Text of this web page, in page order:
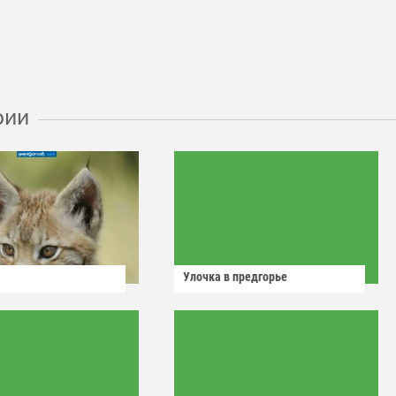
Улочка в предгорье